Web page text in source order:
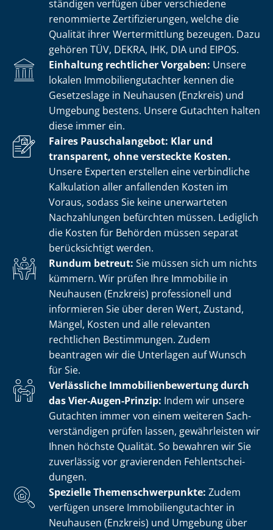
stän­di­gen verfügen über verschiedene
renommierte Zer­ti­fi­zie­run­gen, welche die
Qualität ihrer Wertermittlung bezeugen. Dazu
gehören TÜV, DEKRA, IHK, DIA und EIPOS.
Einhaltung rechtlicher Vorgaben: Unsere
lokalen Im­mo­bi­li­en­gut­ach­ter kennen die
Gesetzeslage in Neuhausen (Enzkreis) und
Umgebung bestens. Unsere Gutachten halten
diese immer ein.
Faires Pauschalangebot: Klar und
transparent, ohne versteckte Kosten.
Unsere Experten erstellen eine verbindliche
Kalkulation aller anfallenden Kosten im
Voraus, sodass Sie keine unerwarteten
Nachzahlungen befürchten müssen. Lediglich
die Kosten für Behörden müssen separat
berücksichtigt werden.
Rundum betreut: Sie müssen sich um nichts
kümmern. Wir prüfen Ihre Immobilie in
Neuhausen (Enzkreis) professionell und
informieren Sie über deren Wert, Zustand,
Mängel, Kosten und alle relevanten
rechtlichen Bestimmungen. Zudem
beantragen wir die Unterlagen auf Wunsch
für Sie.
Verlässliche Im­mo­bi­li­en­be­wer­tung durch
das Vier-Augen-Prinzip: Indem wir unsere
Gutachten immer von einem weiteren Sach­
ver­stän­di­gen prüfen lassen, gewährleisten wir
Ihnen höchste Qualität. So bewahren wir Sie
zuverlässig vor gravierenden Fehl­ent­schei­
dun­gen.
Spezielle The­men­schwer­punk­te: Zudem
verfügen unsere Im­mo­bi­li­en­gut­ach­ter in
Neuhausen (Enzkreis) und Umgebung über